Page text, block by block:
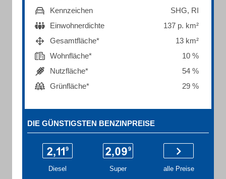
Kennzeichen
SHG, RI
Einwohnerdichte
137 p. km²
Gesamtfläche*
13 km²
Wohnfläche*
10 %
Nutzfläche*
54 %
Grünfläche*
29 %
DIE GÜNSTIGSTEN BENZINPREISE
Diesel Super alle Preise